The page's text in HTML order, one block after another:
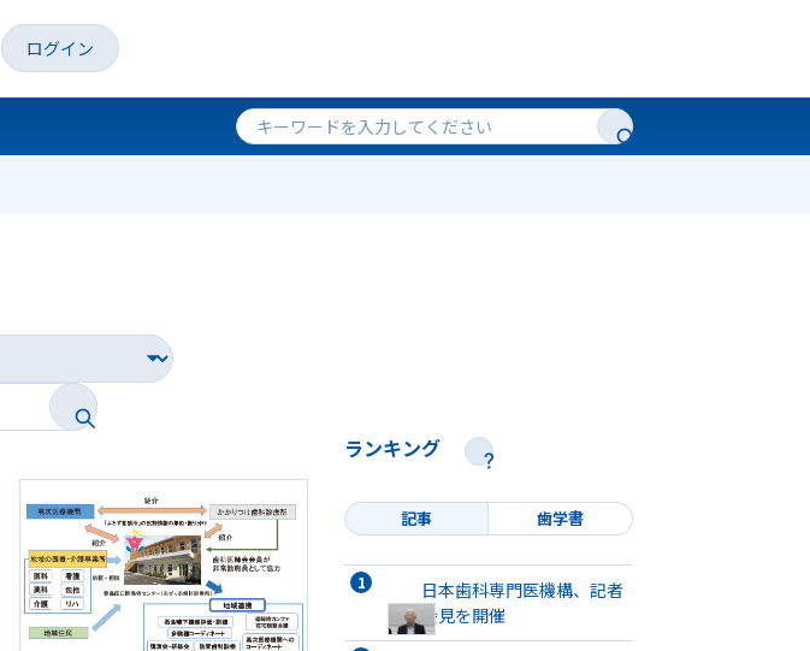
ログイン
ランキング
記事 歯学書
日本歯科専門医機構、記者
会見を開催